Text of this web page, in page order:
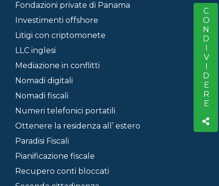
CONDIVIDERE
Fondazioni private di Panama
Investimenti offshore
Litigi con criptomonete
LLC inglesi
Mediazione in conflitti
Nomadi digitali
Nomadi fiscali
Numeri telefonici portatili
Ottenere la residenza all’ estero
Paradisi Fiscali
Pianificazione fiscale
Recupero conti bloccati